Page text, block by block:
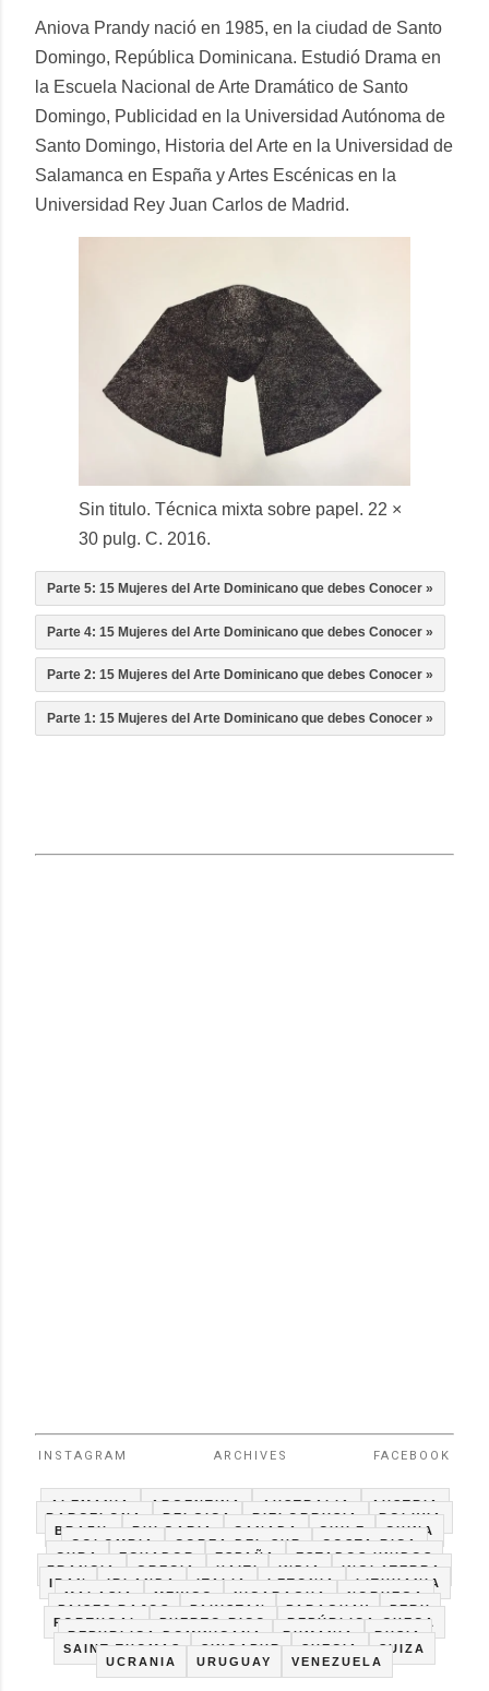
Aniova Prandy nació en 1985, en la ciudad de Santo
Domingo, República Dominicana. Estudió Drama en
la Escuela Nacional de Arte Dramático de Santo
Domingo, Publicidad en la Universidad Autónoma de
Santo Domingo, Historia del Arte en la Universidad de
Salamanca en España y Artes Escénicas en la
Universidad Rey Juan Carlos de Madrid.
Sin titulo. Técnica mixta sobre papel. 22 ×
30 pulg. C. 2016.
Parte 5: 15 Mujeres del Arte Dominicano que debes Conocer »
Parte 4: 15 Mujeres del Arte Dominicano que debes Conocer »
Parte 2: 15 Mujeres del Arte Dominicano que debes Conocer »
Parte 1: 15 Mujeres del Arte Dominicano que debes Conocer »
INSTAGRAM ARCHIVES FACEBOOK
ALEMANIA ARGENTINA AUSTRALIA
AUSTRIA
BARCELONA
BELGICA BIELORRUSIA
BOLIVIA
BRAZIL
BULGARIA CANADA CHILE
CHINA
COLOMBIA
COREA DEL SUR
COSTA RICA
CUBA
ECUADOR ESPAÑA
ESTADOS UNIDOS
FRANCIA
GRECIA HAITI INDIA
INGLATERRA
IRAN
IRLANDA ITALIA LETONIA
LITHUANIA
MALASIA
MEXICO NICARAGUA
NORUEGA
PAISES BAJOS
PAKISTAN PARAGUAY
PERU
PORTUGAL
PUERTO RICO
REPÚBLICA CHECA
REPUBLICA DOMINICANA
RUMANIA
RUSIA
SAINT THOMAS
SINGAPUR SUECIA
SUIZA
UCRANIA
URUGUAY VENEZUELA